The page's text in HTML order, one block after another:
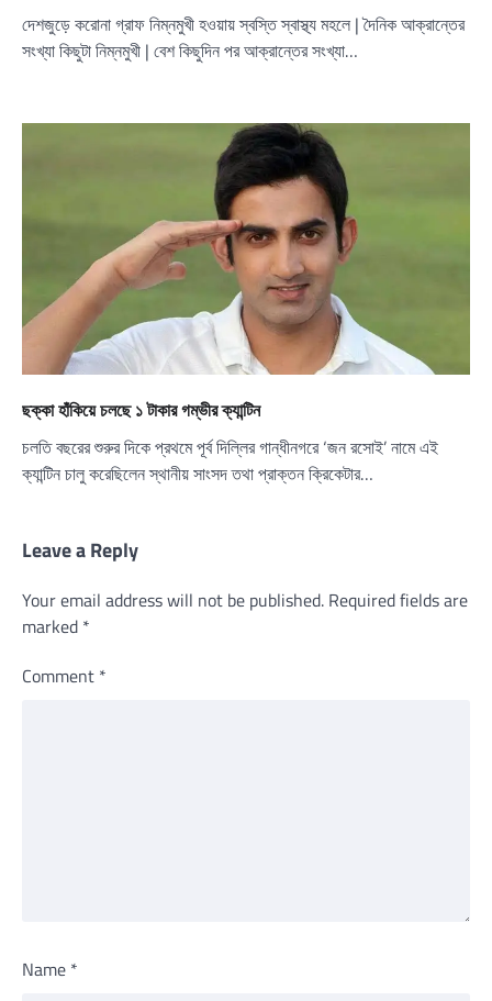
দেশজুড়ে করোনা গ্রাফ নিম্নমুখী হওয়ায় স্বস্তি স্বাস্থ্য মহলে | দৈনিক আক্রান্তের
সংখ্যা কিছুটা নিম্নমুখী | বেশ কিছুদিন পর আক্রান্তের সংখ্যা…
ছক্কা হাঁকিয়ে চলছে ১ টাকার গম্ভীর ক্যান্টিন
চলতি বছরের শুরুর দিকে প্রথমে পূর্ব দিল্লির গান্ধীনগরে ‘জন রসোই’ নামে এই
ক্যান্টিন চালু করেছিলেন স্থানীয় সাংসদ তথা প্রাক্তন ক্রিকেটার…
Leave a Reply
Your email address will not be published. Required fields are
marked *
Comment *
Name *